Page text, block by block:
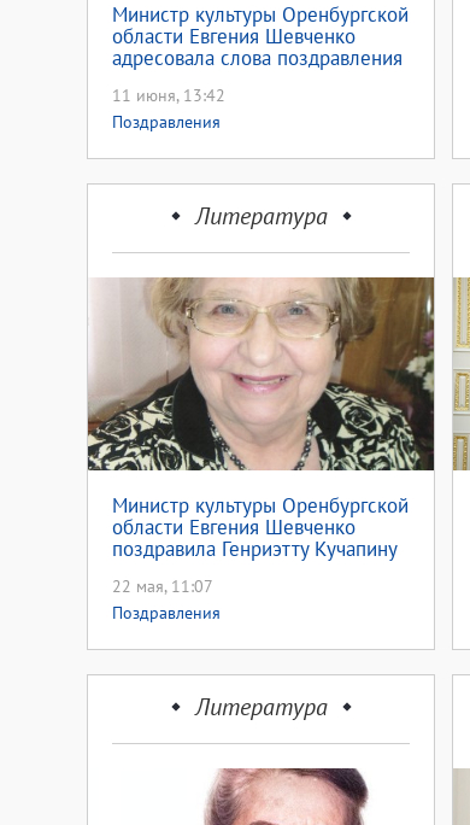
Министр культуры Оренбургской
области Евгения Шевченко
адресовала слова поздравления
11 июня, 13:42
Поздравления
Литература
Министр культуры Оренбургской
области Евгения Шевченко
поздравила Генриэтту Кучапину
22 мая, 11:07
Поздравления
Литература